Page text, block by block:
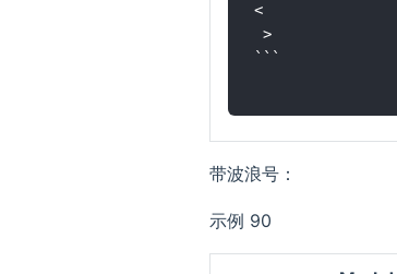
<
>
```
带波浪号：
示例 90